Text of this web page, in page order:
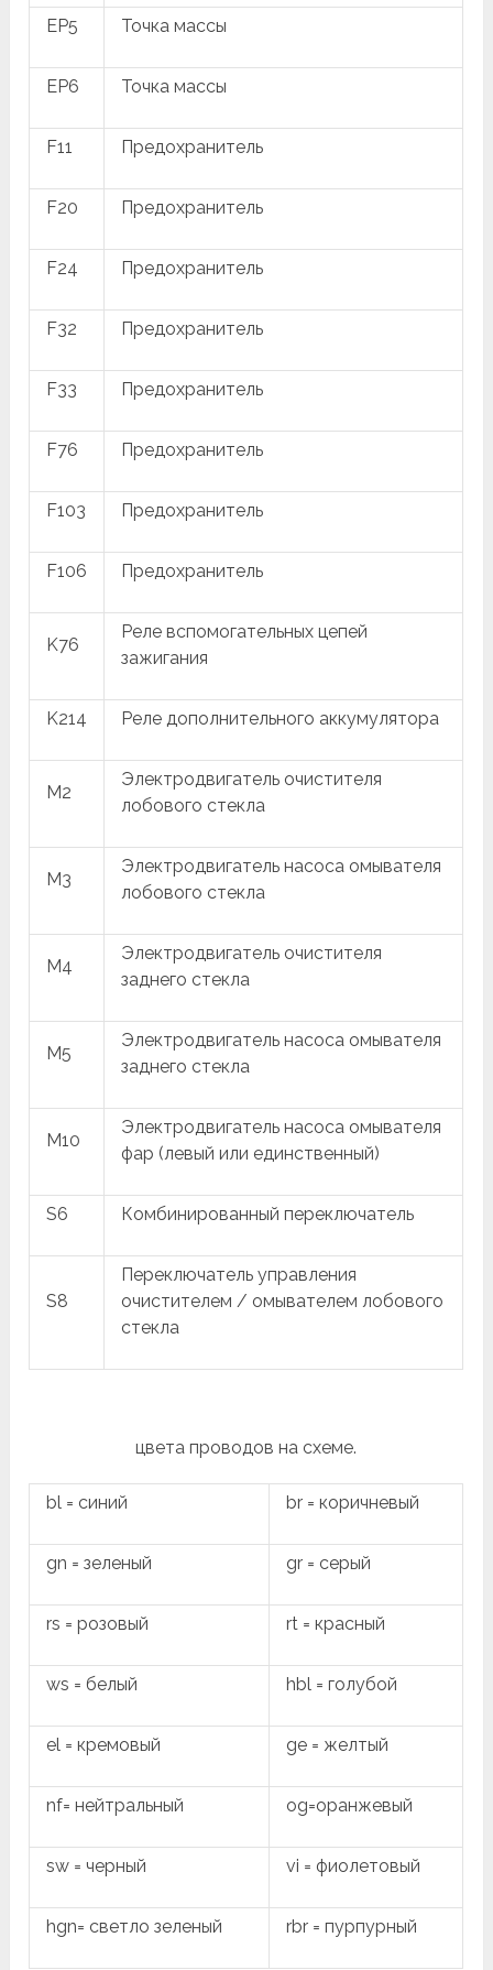
EP5 Точка массы
EP6 Точка массы
F11 Предохранитель
F20 Предохранитель
F24 Предохранитель
F32 Предохранитель
F33 Предохранитель
F76 Предохранитель
F103 Предохранитель
F106 Предохранитель
K76
Реле вспомогательных цепей
зажигания
K214 Реле дополнительного аккумулятора
M2
Электродвигатель очистителя
лобового стекла
M3
Электродвигатель насоса омывателя
лобового стекла
M4
Электродвигатель очистителя
заднего стекла
M5
Электродвигатель насоса омывателя
заднего стекла
M10
Электродвигатель насоса омывателя
фар (левый или единственный)
S6 Комбинированный переключатель
S8
Переключатель управления
очистителем / омывателем лобового
стекла
цвета проводов на схеме.
bl = синий br = коричневый
gn = зеленый gr = серый
rs = розовый rt = красный
ws = белый hbl = голубой
el = кремовый ge = желтый
nf= нейтральный og=оранжевый
sw = черный vi = фиолетовый
hgn= светло зеленый rbr = пурпурный